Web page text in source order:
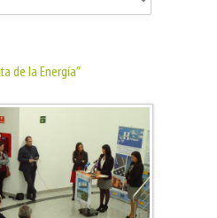
de la Energía”